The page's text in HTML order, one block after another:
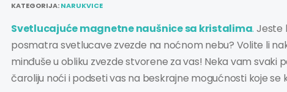
KATEGORIJA:NARUKVICE
Svetlucajuće magnetne naušnice sa kristalima. Jeste
posmatra svetlucave zvezde na noćnom nebu? Volite li
minđuše u obliku zvezde stvorene za vas! Neka vam svaki
čaroliju noći i podseti vas na beskrajne mogućnosti koje se